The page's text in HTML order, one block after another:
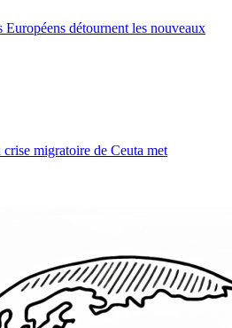
Européens détournent les nouveaux
crise migratoire de Ceuta met